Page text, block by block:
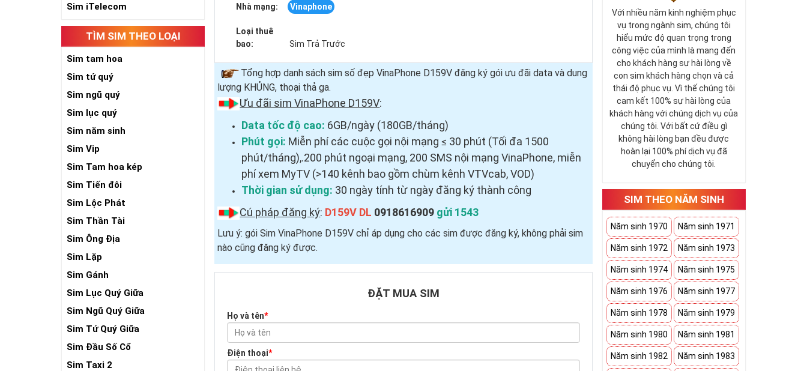
Sim iTelecom
TÌM SIM THEO LOẠI
Sim tam hoa
Sim tứ quý
Sim ngũ quý
Sim lục quý
Sim năm sinh
Sim Vip
Sim Tam hoa kép
Sim Tiến đôi
Sim Lộc Phát
Sim Thần Tài
Sim Ông Địa
Sim Lặp
Sim Gánh
Sim Lục Quý Giữa
Sim Ngũ Quý Giữa
Sim Tứ Quý Giữa
Sim Đầu Số Cổ
Sim Taxi 2
Nhà mạng: Vinaphone
Loại thuê
bao:
Sim Trả Trước
Tổng hợp danh sách sim số đẹp VinaPhone D159V đăng ký gói ưu đãi data và dung
lượng KHỦNG, thoại thả ga.
Ưu đãi sim VinaPhone D159V:
Data tốc độ cao: 6GB/ngày (180GB/tháng)
Phút gọi: Miễn phí các cuộc gọi nội mạng ≤ 30 phút (Tối đa 1500
phút/tháng),.200 phút ngoại mạng, 200 SMS nội mạng VinaPhone, miễn
phí xem MyTV (>140 kênh bao gồm chùm kênh VTVcab, VOD)
Thời gian sử dụng: 30 ngày tính từ ngày đăng ký thành công
Cú pháp đăng ký: D159V DL 0918616909 gửi 1543
Lưu ý: gói Sim VinaPhone D159V chỉ áp dụng cho các sim được đăng ký, không phải sim
nào cũng đăng ký được.
ĐẶT MUA SIM
Họ và tên*
Điện thoại*
Với nhiều năm kinh nghiệm phục
vụ trong ngành sim, chúng tôi
hiểu mức độ quan trọng trong
công việc của mình là mang đến
cho khách hàng sự hài lòng về
con sim khách hàng chọn và cả
thái độ phục vụ. Vì thế chúng tôi
cam kết 100% sự hài lòng của
khách hàng với chúng dịch vụ của
chúng tôi. Với bất cứ điều gì
không hài lòng bạn đều được
hoàn lại 100% phí dịch vụ đã
chuyển cho chúng tôi.
SIM THEO NĂM SINH
Năm sinh 1970 Năm sinh 1971
Năm sinh 1972 Năm sinh 1973
Năm sinh 1974 Năm sinh 1975
Năm sinh 1976 Năm sinh 1977
Năm sinh 1978 Năm sinh 1979
Năm sinh 1980 Năm sinh 1981
Năm sinh 1982 Năm sinh 1983